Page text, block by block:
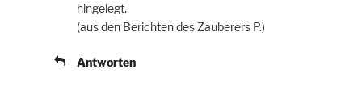
hingelegt.
(aus den Berichten des Zauberers P.)
Antworten